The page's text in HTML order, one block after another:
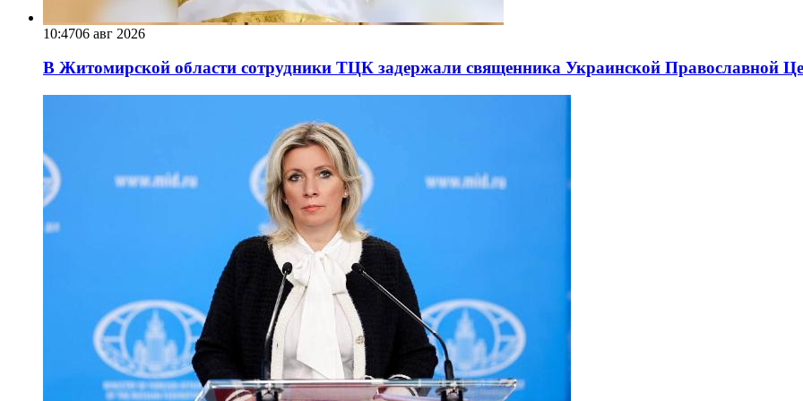
10:4706 авг 2026
В Житомирской области сотрудники ТЦК задержали священника Украинской Православной